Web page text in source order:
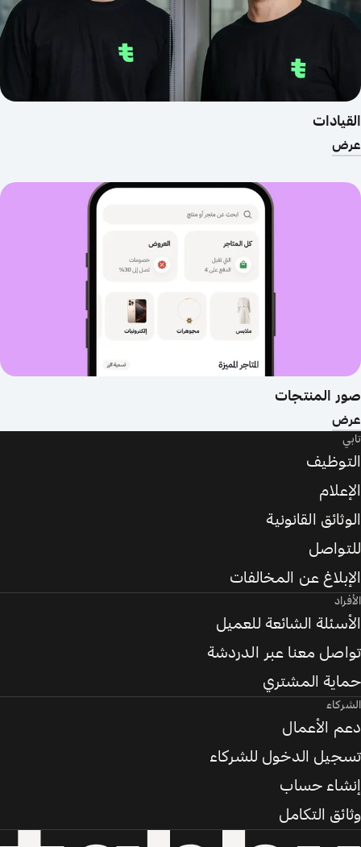
القيادات
عرض
صور المنتجات
عرض
تابي
التوظيف
الإعلام
الوثائق القانونية
للتواصل
الإبلاغ عن المخالفات
الأفراد
الأسئلة الشائعة للعميل
تواصل معنا عبر الدردشة
حماية المشتري
الشركاء
دعم الأعمال
تسجيل الدخول للشركاء
إنشاء حساب
وثائق التكامل